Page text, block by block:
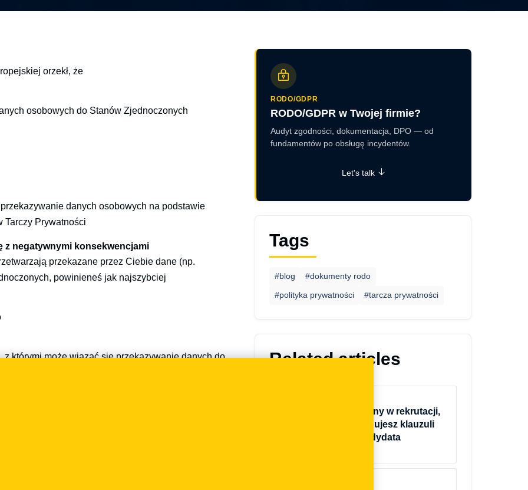
orzekł, że
osobowych do Stanów Zjednoczonych
danych osobowych na podstawie
Tarczy Prywatności
z negatywnymi konsekwencjami
przekazane przez Ciebie dane (np.
powinieneś jak najszybciej
którymi może wiązać się przekazywanie danych do
RODO/GDPR
RODO/GDPR w Twojej firmie?
Audyt zgodności, dokumentacja, DPO — od
fundamentów po obsługę incydentów.
Let's talk
Tags
#blog #dokumenty rodo
#polityka prywatności #tarcza prywatności
Related articles
Obowiązek informacyjny w rekrutacji,
czyli dlaczego potrzebujesz klauzuli
informacyjnej dla kandydata